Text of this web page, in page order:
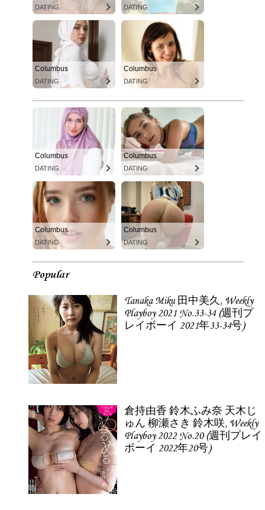
DATING DATING
Columbus
DATING
Columbus
DATING
Columbus
DATING
Columbus
DATING
Columbus
DATING
Columbus
DATING
Popular
Tanaka Miku 田中美久, Weekly
Playboy 2021 No.33-34 (週刊プ
レイボーイ 2021年33-34号)
倉持由香 鈴木ふみ奈 天木じ
ゅん 柳瀬さき 鈴木咲, Weekly
Playboy 2022 No.20 (週刊プレイ
ボーイ 2022年20号)